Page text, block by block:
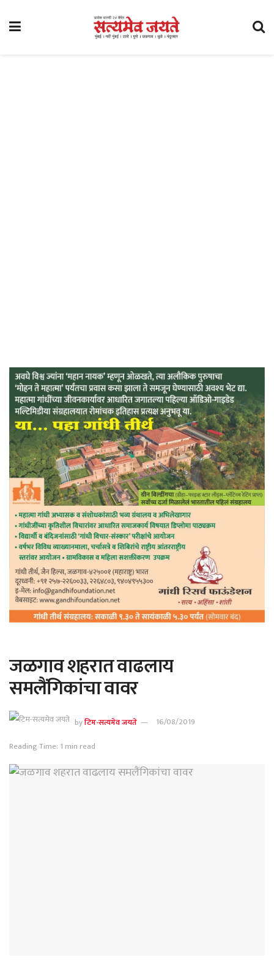
जळगाव शहरात वाढलाय
समलैंगिकांचा वावर
byटिम-सत्यमेव जयते
16/08/2019
Reading Time: 1 min read